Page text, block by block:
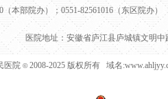
（本部院办）；0551-82561016（东区院办
医院地址：安徽省庐江县庐城镇文明
医院 © 2008-2025 版权所有 域名